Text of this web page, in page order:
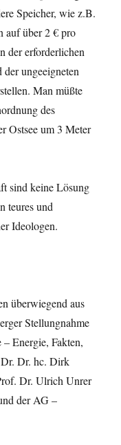
Speicher, wie z.B.
auf über 2 € pro
der erforderlichen
ungeeigneten
Man müßte
des
Ostsee um 3 Meter
sind keine Lösung
teures und
Ideologen.
überwiegend aus
Stellungnahme
Energie, Fakten,
Dr. Dr. hc. Dirk
Dr. Ulrich Unrer
der AG –